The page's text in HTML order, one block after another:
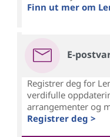
Finn ut mer om
E-
Registrer deg for
verdifulle
arrangementer og
Registrer deg >